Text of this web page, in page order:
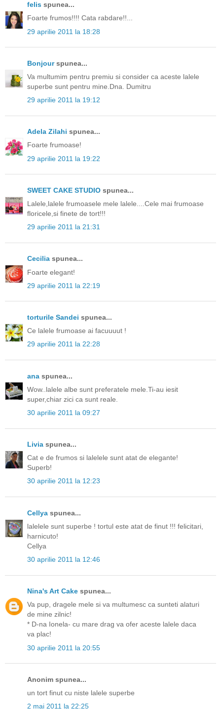
felis spunea...
Foarte frumos!!!! Cata rabdare!!...
29 aprilie 2011 la 18:28
Bonjourspunea...
Va multumim pentru premiu si consider ca aceste lalele
superbe sunt pentru mine.Dna. Dumitru
29 aprilie 2011 la 19:12
Adela Zilahi spunea...
Foarte frumoase!
29 aprilie 2011 la 19:22
SWEET CAKE STUDIO spunea...
Lalele,lalele frumoasele mele lalele....Cele mai frumoase
floricele,si finete de tort!!!
29 aprilie 2011 la 21:31
Cecilia spunea...
Foarte elegant!
29 aprilie 2011 la 22:19
torturile Sandei spunea...
Ce lalele frumoase ai facuuuut !
29 aprilie 2011 la 22:28
ana spunea...
Wow..lalele albe sunt preferatele mele.Ti-au iesit
super,chiar zici ca sunt reale.
30 aprilie 2011 la 09:27
Livia spunea...
Cat e de frumos si lalelele sunt atat de elegante!
Superb!
30 aprilie 2011 la 12:23
Cellya spunea...
lalelele sunt superbe ! tortul este atat de finut !!! felicitari,
harnicuto!
Cellya
30 aprilie 2011 la 12:46
Nina's Art Cake spunea...
Va pup, dragele mele si va multumesc ca sunteti alaturi
de mine zilnic!
* D-na Ionela- cu mare drag va ofer aceste lalele daca
va plac!
30 aprilie 2011 la 20:55
Anonim spunea...
un tort finut cu niste lalele superbe
2 mai 2011 la 22:25